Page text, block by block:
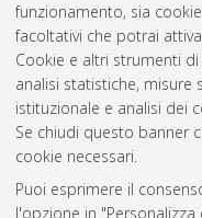
funzionamento, sia
facoltativi che potrai
Cookie e altri strumenti
analisi statistiche, misure
istituzionale e analisi dei
Se chiudi questo banner
cookie necessari.
Puoi esprimere il
l'opzione in
Atom